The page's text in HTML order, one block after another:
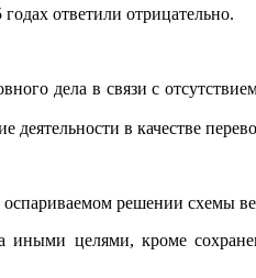
ответили отрицательно.
дела в связи с отсутствием
в качестве
оспариваемом решении схемы
иными целями, кроме